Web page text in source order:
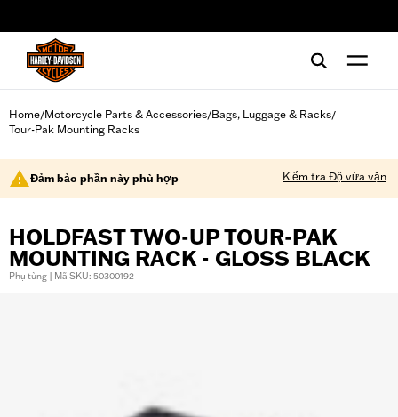
Home/Motorcycle Parts & Accessories/Bags, Luggage & Racks/
Tour-Pak Mounting Racks
Đảm bảo phần này phù hợp Kiểm tra Độ vừa vặn
HOLDFAST TWO-UP TOUR-PAK
MOUNTING RACK - GLOSS BLACK
Phụ tùng | Mã SKU: 50300192